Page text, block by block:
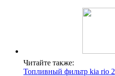
Читайте также:
Топливный фильтр kia rio 2